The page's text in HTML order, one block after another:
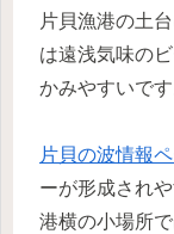
片貝漁港の土
は遠浅気味の
かみやすいです
片貝の波情報
ーが形成され
港横の小場所